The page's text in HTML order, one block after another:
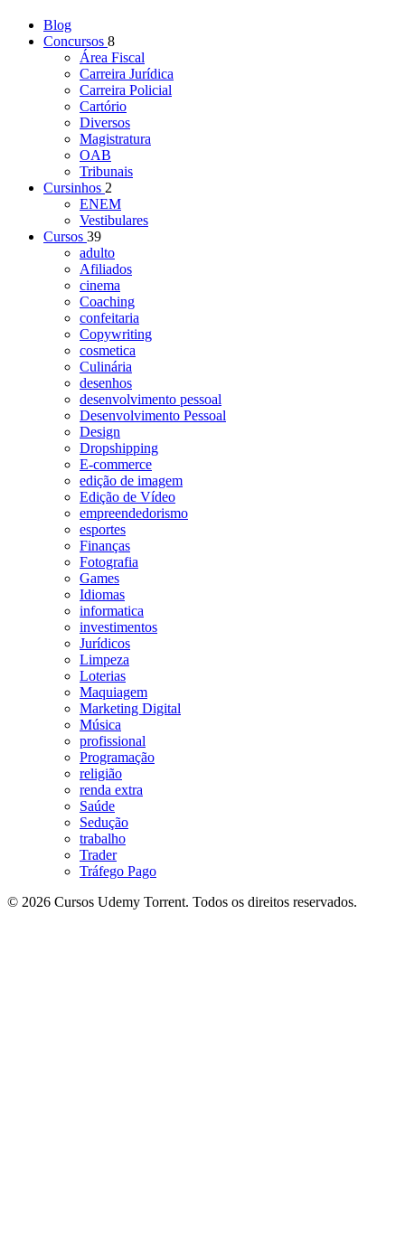
Blog
Concursos 8
Área Fiscal
Carreira Jurídica
Carreira Policial
Cartório
Diversos
Magistratura
OAB
Tribunais
Cursinhos 2
ENEM
Vestibulares
Cursos 39
adulto
Afiliados
cinema
Coaching
confeitaria
Copywriting
cosmetica
Culinária
desenhos
desenvolvimento pessoal
Desenvolvimento Pessoal
Design
Dropshipping
E-commerce
edição de imagem
Edição de Vídeo
empreendedorismo
esportes
Finanças
Fotografia
Games
Idiomas
informatica
investimentos
Jurídicos
Limpeza
Loterias
Maquiagem
Marketing Digital
Música
profissional
Programação
religião
renda extra
Saúde
Sedução
trabalho
Trader
Tráfego Pago
© 2026 Cursos Udemy Torrent. Todos os direitos reservados.